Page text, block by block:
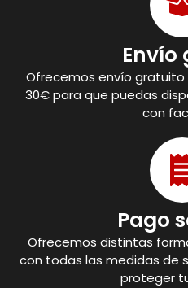
Envío
Ofrecemos envío
30€ para que puedas
con
Pago
Ofrecemos distintas
con todas las medidas de
proteger